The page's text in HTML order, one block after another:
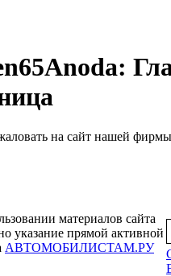
на сайт нашей
материалов сайта
указание прямой активной
АВТОМОБИЛИСТАМ.РУ